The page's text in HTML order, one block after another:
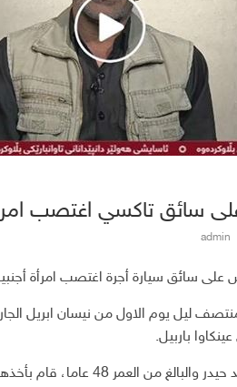
سائق تاكسي اغتصب
admin
سائق سيارة أجرة اغتصب امرأة
ليل يوم الاول من نيسان ابريل
باربيل.
وتابع البيان “لكن السائق ويدعى